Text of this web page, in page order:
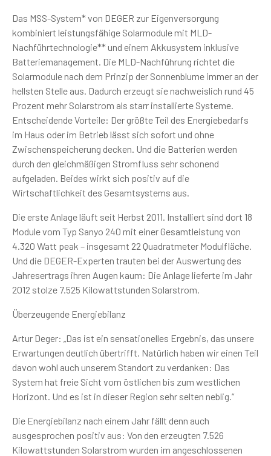
Das MSS-System* von DEGER zur Eigenversorgung
kombiniert leistungsfähige Solarmodule mit MLD-
Nachführtechnologie** und einem Akkusystem inklusive
Batteriemanagement. Die MLD-Nachführung richtet die
Solarmodule nach dem Prinzip der Sonnenblume immer an der
hellsten Stelle aus. Dadurch erzeugt sie nachweislich rund 45
Prozent mehr Solarstrom als starr installierte Systeme.
Entscheidende Vorteile: Der größte Teil des Energiebedarfs
im Haus oder im Betrieb lässt sich sofort und ohne
Zwischenspeicherung decken. Und die Batterien werden
durch den gleichmäßigen Stromfluss sehr schonend
aufgeladen. Beides wirkt sich positiv auf die
Wirtschaftlichkeit des Gesamtsystems aus.
Die erste Anlage läuft seit Herbst 2011. Installiert sind dort 18
Module vom Typ Sanyo 240 mit einer Gesamtleistung von
4.320 Watt peak – insgesamt 22 Quadratmeter Modulfläche.
Und die DEGER-Experten trauten bei der Auswertung des
Jahresertrags ihren Augen kaum: Die Anlage lieferte im Jahr
2012 stolze 7.525 Kilowattstunden Solarstrom.
Überzeugende Energiebilanz
Artur Deger: „Das ist ein sensationelles Ergebnis, das unsere
Erwartungen deutlich übertrifft. Natürlich haben wir einen Teil
davon wohl auch unserem Standort zu verdanken: Das
System hat freie Sicht vom östlichen bis zum westlichen
Horizont. Und es ist in dieser Region sehr selten neblig.“
Die Energiebilanz nach einem Jahr fällt denn auch
ausgesprochen positiv aus: Von den erzeugten 7.526
Kilowattstunden Solarstrom wurden im angeschlossenen